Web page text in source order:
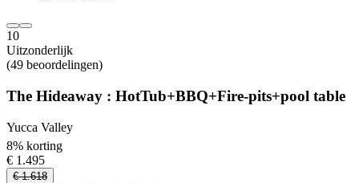
10
Uitzonderlijk
(49 beoordelingen)
The Hideaway : HotTub+BBQ+Fire-pits+pool table
Yucca Valley
8% korting
€ 1.495
€ 1.618